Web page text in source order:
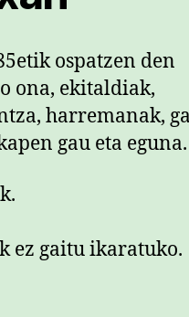
ospatzen den
ona, ekitaldiak,
harremanak,
gau eta eguna.
ez gaitu ikaratuko.